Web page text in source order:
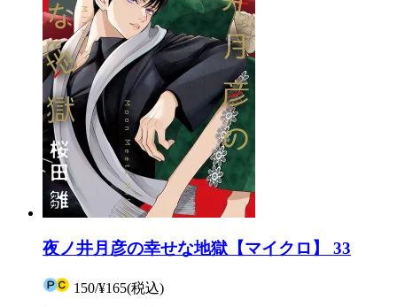
夜ノ井月彦の幸せな地獄【マイクロ】 33
150/¥165(税込)